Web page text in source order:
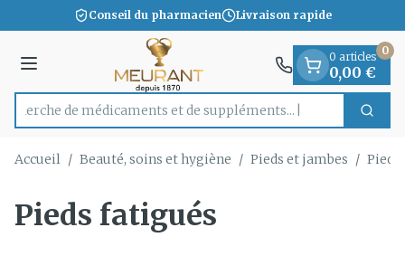
Aller au contenu
1 de 1
Conseil du pharmacien Livraison rapide
Menu
Rechercher
Recherche de médicaments et de
0 articles
0,00 €
0
Accueil / Beauté, soins et hygiène / Pieds et jambes /
Pieds fatigués